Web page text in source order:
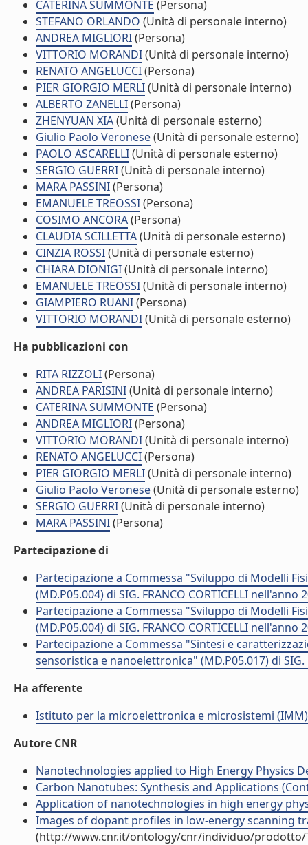
CATERINA SUMMONTE (Persona)
STEFANO ORLANDO (Unità di personale interno)
ANDREA MIGLIORI(Persona)
VITTORIO MORANDI(Unità di personale interno)
RENATO ANGELUCCI(Persona)
PIER GIORGIO MERLI(Unità di personale interno)
ALBERTO ZANELLI(Persona)
ZHENYUAN XIA(Unità di personale esterno)
Giulio Paolo Veronese(Unità di personale esterno)
PAOLO ASCARELLI(Unità di personale esterno)
SERGIO GUERRI(Unità di personale interno)
MARA PASSINI(Persona)
EMANUELE TREOSSI(Persona)
COSIMO ANCORA(Persona)
CLAUDIA SCILLETTA(Unità di personale esterno)
CINZIA ROSSI(Unità di personale esterno)
CHIARA DIONIGI(Unità di personale interno)
EMANUELE TREOSSI(Unità di personale interno)
GIAMPIERO RUANI(Persona)
VITTORIO MORANDI(Unità di personale esterno)
Ha pubblicazioni con
RITA RIZZOLI(Persona)
ANDREA PARISINI(Unità di personale interno)
CATERINA SUMMONTE (Persona)
ANDREA MIGLIORI(Persona)
VITTORIO MORANDI(Unità di personale interno)
RENATO ANGELUCCI(Persona)
PIER GIORGIO MERLI(Unità di personale interno)
Giulio Paolo Veronese(Unità di personale esterno)
SERGIO GUERRI(Unità di personale interno)
MARA PASSINI(Persona)
Partecipazione di
Partecipazione a Commessa "Sviluppo di Modelli
(MD.P05.004) di SIG. FRANCO CORTICELLI nell'anno
Partecipazione a Commessa "Sviluppo di Modelli
(MD.P05.004) di SIG. FRANCO CORTICELLI nell'anno
Partecipazione a Commessa "Sintesi e
sensoristica e nanoelettronica" (MD.P05.017) di SIG.
Ha afferente
Istituto per la microelettronica e microsistemi (IMM)
Autore CNR
Nanotechnologies applied to High Energy Physics
Carbon Nanotubes: Synthesis and Applications
Application of nanotechnologies in high energy
Images of dopant profiles in low-energy scanning
(http://www.cnr.it/ontology/cnr/individuo/prodotto/